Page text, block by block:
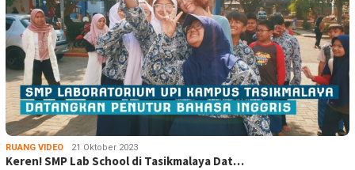
RUANG VIDEO 21 Oktober 2023
Keren! SMP Lab School di Tasikmalaya Dat…